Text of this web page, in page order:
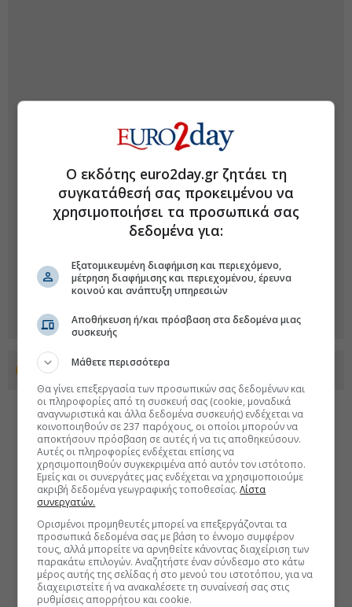
Προσθέστε το euro2day.gr στο Discover
Ο εκδότης euro2day.gr ζητάει τη
συγκατάθεσή σας προκειμένου να
χρησιμοποιήσει τα προσωπικά σας
δεδομένα για:
Εξατομικευμένη διαφήμιση και περιεχόμενο,
μέτρηση διαφήμισης και περιεχομένου, έρευνα
κοινού και ανάπτυξη υπηρεσιών
Αποθήκευση ή/και πρόσβαση στα δεδομένα μιας
συσκευής
Μάθετε περισσότερα
Θα γίνει επεξεργασία των προσωπικών σας δεδομένων και
οι πληροφορίες από τη συσκευή σας (cookie, μοναδικά
αναγνωριστικά και άλλα δεδομένα συσκευής) ενδέχεται να
κοινοποιηθούν σε 237 παρόχους, οι οποίοι μπορούν να
αποκτήσουν πρόσβαση σε αυτές ή να τις αποθηκεύσουν.
Αυτές οι πληροφορίες ενδέχεται επίσης να
χρησιμοποιηθούν συγκεκριμένα από αυτόν τον ιστότοπο.
Εμείς και οι συνεργάτες μας ενδέχεται να χρησιμοποιούμε
ακριβή δεδομένα γεωγραφικής τοποθεσίας.Λίστα
συνεργατών.
Ορισμένοι προμηθευτές μπορεί να επεξεργάζονται τα
προσωπικά δεδομένα σας με βάση το έννομο συμφέρον
τους, αλλά μπορείτε να αρνηθείτε κάνοντας διαχείριση των
παρακάτω επιλογών. Αναζητήστε έναν σύνδεσμο στο κάτω
μέρος αυτής της σελίδας ή στο μενού του ιστοτόπου, για να
διαχειριστείτε ή να ανακαλέσετε τη συναίνεσή σας στις
ρυθμίσεις απορρήτου και cookie.